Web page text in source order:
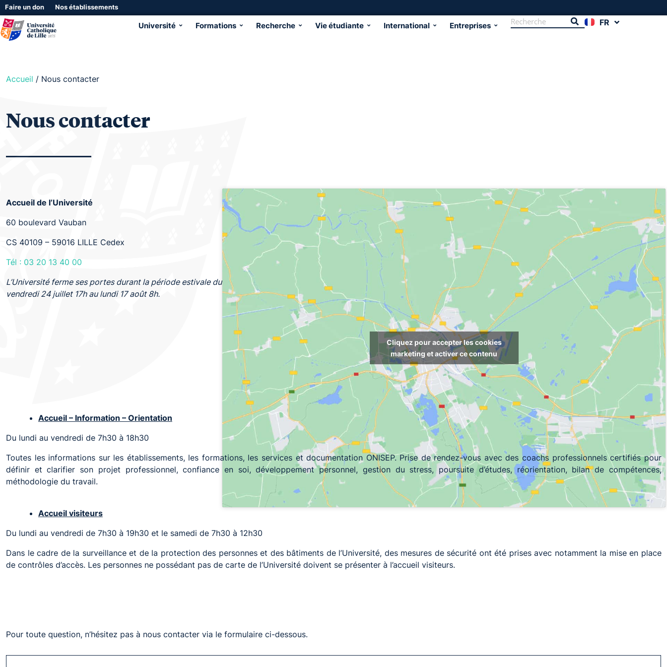
Faire un don Nos établissements
Université Formations Recherche Vie étudiante International Entreprises FR
EN
Accueil / Nous contacter
Nous contacter
Accueil de l’Université
60 boulevard Vauban
CS 40109 – 59016 LILLE Cedex
Tél : 03 20 13 40 00
L’Université ferme ses portes durant la période estivale du
vendredi 24 juillet 17h au lundi 17 août 8h.
Cliquez pour accepter les cookies
marketing et activer ce contenu
Accueil – Information – Orientation
Du lundi au vendredi de 7h30 à 18h30
Toutes les informations sur les établissements, les formations, les services et documentation ONISEP. Prise de rendez-vous avec des coachs professionnels certifiés pour
définir et clarifier son projet professionnel, confiance en soi, développement personnel, gestion du stress, poursuite d’études, réorientation, bilan de compétences,
méthodologie du travail.
Accueil visiteurs
Du lundi au vendredi de 7h30 à 19h30 et le samedi de 7h30 à 12h30
Dans le cadre de la surveillance et de la protection des personnes et des bâtiments de l’Université, des mesures de sécurité ont été prises avec notamment la mise en place
de contrôles d’accès. Les personnes ne possédant pas de carte de l’Université doivent se présenter à l’accueil visiteurs.
Pour toute question, n’hésitez pas à nous contacter via le formulaire ci-dessous.